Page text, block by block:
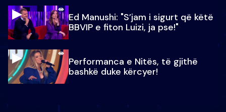
Ed Manushi: "S’jam i sigurt që këtë
BBVIP e fiton Luizi, ja pse!"
Performanca e Nitës, të gjithë
bashkë duke kërcyer!